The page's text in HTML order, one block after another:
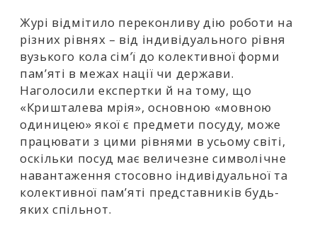
Журі відмітило переконливу дію роботи на
різних рівнях – від індивідуального рівня
вузького кола сім’ї до колективної форми
пам’яті в межах нації чи держави.
Наголосили експертки й на тому, що
«Кришталева мрія», основною «мовною
одиницею» якої є предмети посуду, може
працювати з цими рівнями в усьому світі,
оскільки посуд має величезне символічне
навантаження стосовно індивідуальної та
колективної пам’яті представників будь-
яких спільнот.